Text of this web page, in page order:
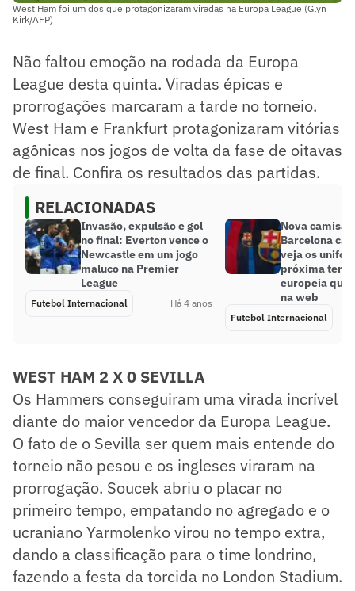
West Ham foi um dos que protagonizaram viradas na Europa League (Glyn
Kirk/AFP)
Não faltou emoção na rodada da Europa
League desta quinta. Viradas épicas e
prorrogações marcaram a tarde no torneio.
West Ham e Frankfurt protagonizaram vitórias
agônicas nos jogos de volta da fase de oitavas
de final. Confira os resultados das partidas.
RELACIONADAS
Invasão, expulsão e gol
no final: Everton vence o
Newcastle em um jogo
maluco na Premier
League
Futebol Internacional Há 4 anos
Nova camisa
Barcelona
veja os
próxima
europeia que
na web
Futebol Internacional
WEST HAM 2 X 0 SEVILLA
​Os Hammers conseguiram uma virada incrível
diante do maior vencedor da Europa League.
O fato de o Sevilla ser quem mais entende do
torneio não pesou e os ingleses viraram na
prorrogação. Soucek abriu o placar no
primeiro tempo, empatando no agregado e o
ucraniano Yarmolenko virou no tempo extra,
dando a classificação para o time londrino,
fazendo a festa da torcida no London Stadium.